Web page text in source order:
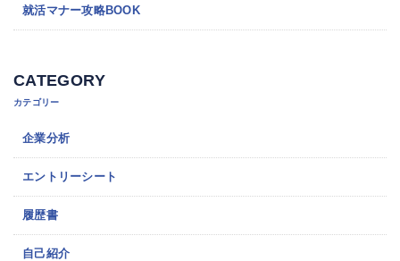
就活マナー攻略BOOK
CATEGORY
カテゴリー
企業分析
エントリーシート
履歴書
自己紹介